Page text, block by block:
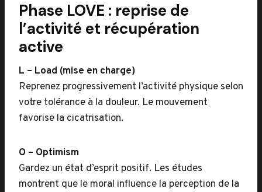
Phase LOVE : reprise de
l’activité et récupération
active
L – Load (mise en charge)
Reprenez progressivement l’activité physique selon
votre tolérance à la douleur. Le mouvement
favorise la cicatrisation.
O – Optimism
Gardez un état d’esprit positif. Les études
montrent que le moral influence la perception de la